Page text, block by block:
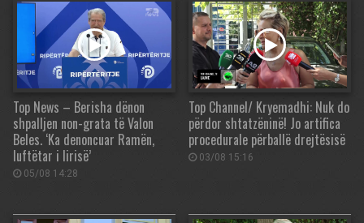
Top News – Berisha dënon
shpalljen non-grata të Valon
Beles. ‘Ka denoncuar Ramën,
luftëtar i lirisë’
05/08 14:28
Top Channel/ Kryemadhi: Nuk do
përdor shtatzëninë! Jo artifica
procedurale përballë drejtësisë
03/08 15:16